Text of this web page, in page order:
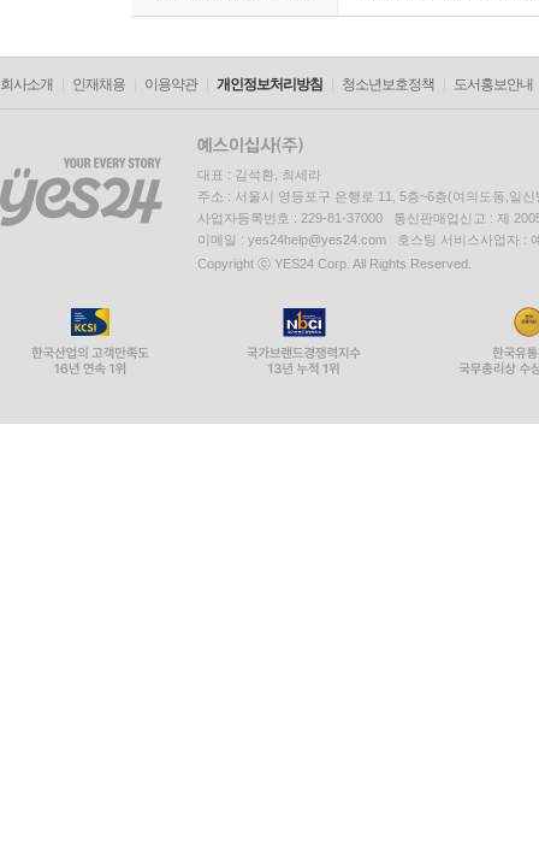
회사소개 인재채용 이용약관 개인정보처리방침 청소년보호정책 도서홍보안내
대표 : 김석환, 최세라
주소 : 서울시 영등포구 은행로 11, 5층~6층(여의도동,일신
사업자등록번호 : 229-81-37000 통신판매업신고 : 제
이메일 : yes24help@yes24.com 호스팅 서비스사업자 :
Copyright ⓒ YES24 Corp. All Rights Reserved.